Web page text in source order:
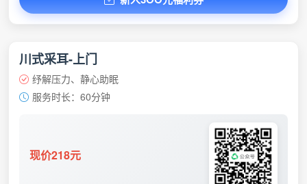
川式采耳-上门
纾解压力、静心助眠
服务时长：60分钟
现价218元